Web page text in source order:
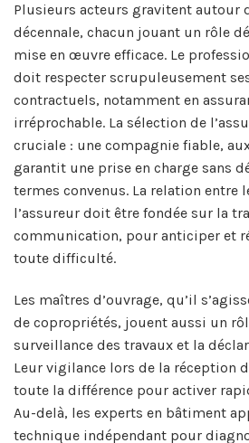
Plusieurs acteurs gravitent autour
décennale, chacun jouant un rôle
mise en œuvre efficace. Le
doit respecter scrupuleusement
contractuels, notamment en
irréprochable. La sélection de
cruciale : une compagnie fiable,
garantit une prise en charge sans
termes convenus. La relation entre
l’assureur doit être fondée sur la
communication, pour anticiper et
toute difficulté.
Les maîtres d’ouvrage, qu’il
de copropriétés, jouent aussi un
surveillance des travaux et la
Leur vigilance lors de la réception
toute la différence pour activer
Au-delà, les experts en bâtiment
technique indépendant pour